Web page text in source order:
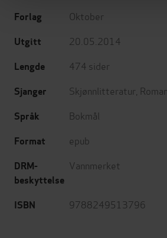
Forlag Oktober
Utgitt 20.05.2014
Lengde 474 sider
Sjanger Skjønnlitteratur
Språk Bokmål
Format epub
DRM-
beskyttelse
Vannmerket
ISBN 9788249513796